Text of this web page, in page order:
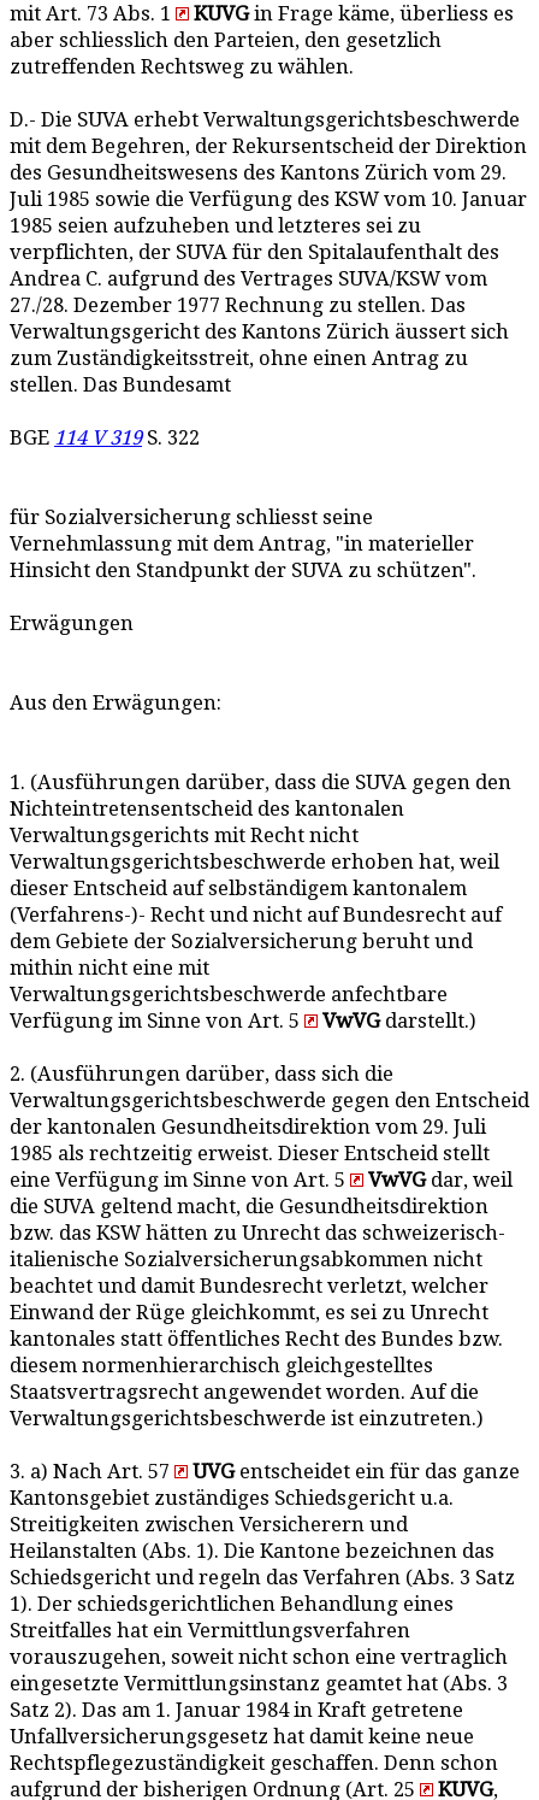
mit Art. 73 Abs. 1
KUVGin Frage käme, überliess es
aber schliesslich den Parteien, den gesetzlich
zutreffenden Rechtsweg zu wählen.
D.- Die SUVA erhebt Verwaltungsgerichtsbeschwerde
mit dem Begehren, der Rekursentscheid der Direktion
des Gesundheitswesens des Kantons Zürich vom 29.
Juli 1985 sowie die Verfügung des KSW vom 10. Januar
1985 seien aufzuheben und letzteres sei zu
verpflichten, der SUVA für den Spitalaufenthalt des
Andrea C. aufgrund des Vertrages SUVA/KSW vom
27./28. Dezember 1977 Rechnung zu stellen. Das
Verwaltungsgericht des Kantons Zürich äussert sich
zum Zuständigkeitsstreit, ohne einen Antrag zu
stellen. Das Bundesamt
BGE 114 V 319S. 322
für Sozialversicherung schliesst seine
Vernehmlassung mit dem Antrag, "in materieller
Hinsicht den Standpunkt der SUVA zu schützen".
Erwägungen
Aus den Erwägungen:
1. (Ausführungen darüber, dass die SUVA gegen den
Nichteintretensentscheid des kantonalen
Verwaltungsgerichts mit Recht nicht
Verwaltungsgerichtsbeschwerde erhoben hat, weil
dieser Entscheid auf selbständigem kantonalem
(Verfahrens-)- Recht und nicht auf Bundesrecht auf
dem Gebiete der Sozialversicherung beruht und
mithin nicht eine mit
Verwaltungsgerichtsbeschwerde anfechtbare
Verfügung im Sinne von Art. 5
VwVGdarstellt.)
2. (Ausführungen darüber, dass sich die
Verwaltungsgerichtsbeschwerde gegen den Entscheid
der kantonalen Gesundheitsdirektion vom 29. Juli
1985 als rechtzeitig erweist. Dieser Entscheid stellt
eine Verfügung im Sinne von Art. 5
VwVGdar, weil
die SUVA geltend macht, die Gesundheitsdirektion
bzw. das KSW hätten zu Unrecht das schweizerisch-
italienische Sozialversicherungsabkommen nicht
beachtet und damit Bundesrecht verletzt, welcher
Einwand der Rüge gleichkommt, es sei zu Unrecht
kantonales statt öffentliches Recht des Bundes bzw.
diesem normenhierarchisch gleichgestelltes
Staatsvertragsrecht angewendet worden. Auf die
Verwaltungsgerichtsbeschwerde ist einzutreten.)
3. a) Nach Art. 57 UVGentscheidet ein für das ganze
Kantonsgebiet zuständiges Schiedsgericht u.a.
Streitigkeiten zwischen Versicherern und
Heilanstalten (Abs. 1). Die Kantone bezeichnen das
Schiedsgericht und regeln das Verfahren (Abs. 3 Satz
1). Der schiedsgerichtlichen Behandlung eines
Streitfalles hat ein Vermittlungsverfahren
vorauszugehen, soweit nicht schon eine vertraglich
eingesetzte Vermittlungsinstanz geamtet hat (Abs. 3
Satz 2). Das am 1. Januar 1984 in Kraft getretene
Unfallversicherungsgesetz hat damit keine neue
Rechtspflegezuständigkeit geschaffen. Denn schon
aufgrund der bisherigen Ordnung (Art. 25
KUVG,